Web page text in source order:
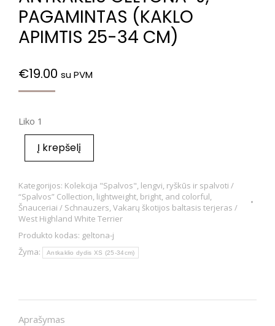
PAGAMINTAS (KAKLO
APIMTIS 25-34 CM)
€19.00 su PVM
Liko 1
Į krepšelį
Kategorijos: Kolekcija "Spalvos", lengvi, ryškūs ir spalvoti /
“Spalvos” Collection, lightweight, bright, and colorful,
Šnauceriai / Schnauzers,Vakarų škotijos baltasis terjeras /
West Highland White Terrier
Produkto kodas: geltona-j
Žyma:
Antkaklio dydis XS (25-34cm)
Aprašymas